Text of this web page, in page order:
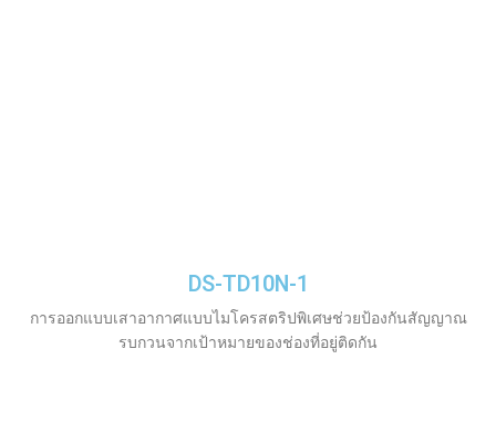
DS-TD10N-1
การออกแบบเสาอากาศแบบไมโครสตริปพิเศษช่วยป้องกันสัญญาณ
รบกวนจากเป้าหมายของช่องที่อยู่ติดกัน